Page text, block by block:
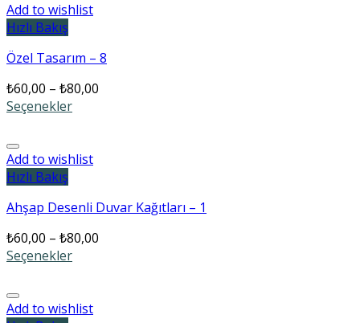
Add to wishlist
Hızlı Bakış
Özel Tasarım – 8
₺60,00 – ₺80,00
Seçenekler
Add to wishlist
Hızlı Bakış
Ahşap Desenli Duvar Kağıtları – 1
₺60,00 – ₺80,00
Seçenekler
Add to wishlist